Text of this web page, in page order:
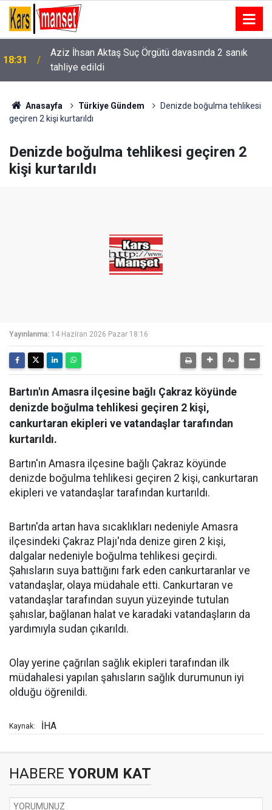
18:31
Aziz İhsan Aktaş Suç Örgütü davasında 2 sanık
tahliye edildi
Anasayfa Türkiye Gündem
Denizde boğulma tehlikesi
geçiren 2 kişi kurtarıldı
Denizde boğulma tehlikesi geçiren 2
kişi kurtarıldı
Yayınlanma: 14 Haziran 2026 Pazar 18:16
Bartın'ın Amasra ilçesine bağlı Çakraz köyünde
denizde boğulma tehlikesi geçiren 2 kişi,
cankurtaran ekipleri ve vatandaşlar tarafından
kurtarıldı.
Bartın'ın Amasra ilçesine bağlı Çakraz köyünde
denizde boğulma tehlikesi geçiren 2 kişi, cankurtaran
ekipleri ve vatandaşlar tarafından kurtarıldı.
Bartın'da artan hava sıcaklıkları nedeniyle Amasra
ilçesindeki Çakraz Plajı'nda denize giren 2 kişi,
dalgalar nedeniyle boğulma tehlikesi geçirdi.
Şahısların suya battığını fark eden cankurtaranlar ve
vatandaşlar, olaya müdahale etti. Cankurtaran ve
vatandaşlar tarafından suyun yüzeyinde tutulan
şahıslar, bağlanan halat ve karadaki vatandaşların da
yardımıyla sudan çıkarıldı.
Olay yerine çağrılan sağlık ekipleri tarafından ilk
müdahalesi yapılan şahısların sağlık durumunun iyi
olduğu öğrenildi.
Kaynak: İHA
HABERE YORUM KAT